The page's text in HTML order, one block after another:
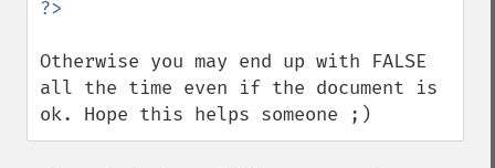
Otherwise you may end up with FALSE
all the time even if the document is
ok. Hope this helps someone ;)